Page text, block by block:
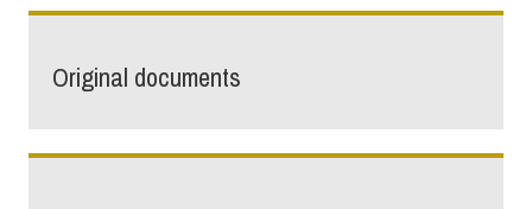
Original documents